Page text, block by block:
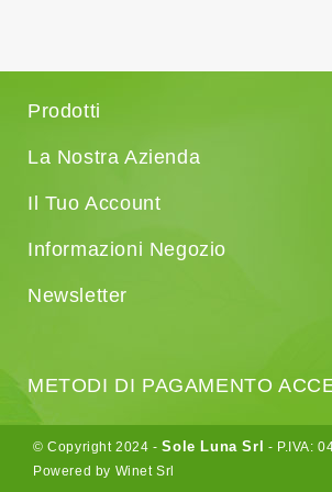
Prodotti
La Nostra Azienda
Il Tuo Account
Informazioni Negozio
Newsletter
METODI DI PAGAMENTO
© Copyright 2024 -Sole Luna Srl
- P.IVA:
Powered by Winet Srl